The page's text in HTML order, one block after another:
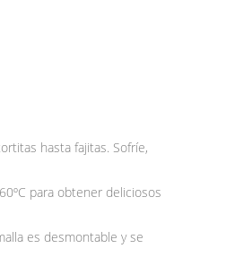
hasta fajitas. Sofríe,
para obtener deliciosos
es desmontable y se